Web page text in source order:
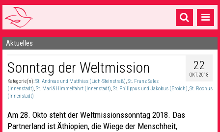
Startseite
1 Pfarrei
16 Gemeinden & mehr
Sakramente & Feste
Aktuelles
22
OKT. 2018
Sonntag der Weltmission
Kategorie(n):St. Andreas und Matthias (Lich-Steinstraß),St. Franz Sales
(Innenstadt),St. Mariä Himmelfahrt (Innenstadt),St. Philippus und Jakobus (Broich),St. Rochus
(Innenstadt)
Am 28. Okto steht der Weltmissionssonntag 2018. Das
Partnerland ist Äthiopien, die Wiege der Menschheit,